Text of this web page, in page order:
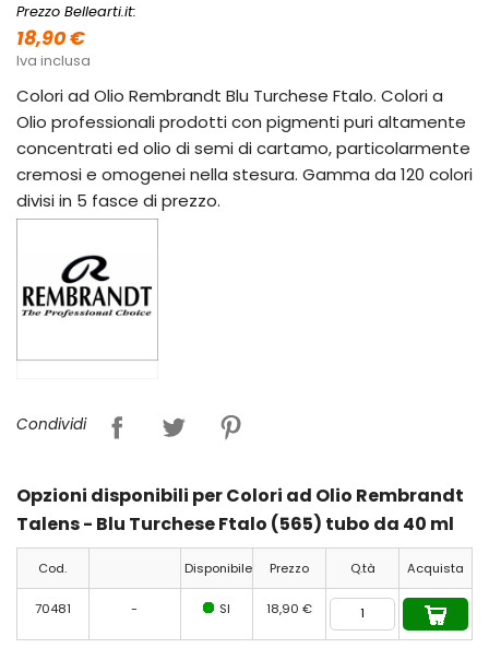
Prezzo Bellearti.it:
18,90 €
Iva inclusa
Colori ad Olio Rembrandt Blu Turchese Ftalo. Colori a
Olio professionali prodotti con pigmenti puri altamente
concentrati ed olio di semi di cartamo, particolarmente
cremosi e omogenei nella stesura. Gamma da 120 colori
divisi in 5 fasce di prezzo.
Condividi
Opzioni disponibili per Colori ad Olio Rembrandt
Talens - Blu Turchese Ftalo (565) tubo da 40 ml
Cod. Disponibile Prezzo Q.tà Acquista
70481 - SI 18,90 €